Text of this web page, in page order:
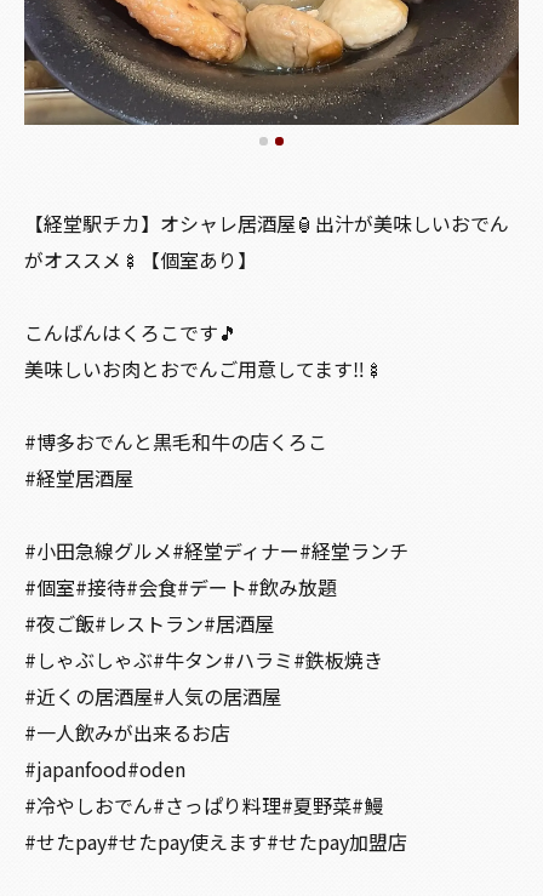
【経堂駅チカ】オシャレ居酒屋🏮出汁が美味しいおでん
がオススメ🍢【個室あり】
こんばんはくろこです🎵
美味しいお肉とおでんご用意してます‼︎🍢
#博多おでんと黒毛和牛の店くろこ
#経堂居酒屋
#小田急線グルメ#経堂ディナー#経堂ランチ
#個室#接待#会食#デート#飲み放題
#夜ご飯#レストラン#居酒屋
#しゃぶしゃぶ#牛タン#ハラミ#鉄板焼き
#近くの居酒屋#人気の居酒屋
#一人飲みが出来るお店
#japanfood#oden
#冷やしおでん#さっぱり料理#夏野菜#鰻
#せたpay#せたpay使えます#せたpay加盟店